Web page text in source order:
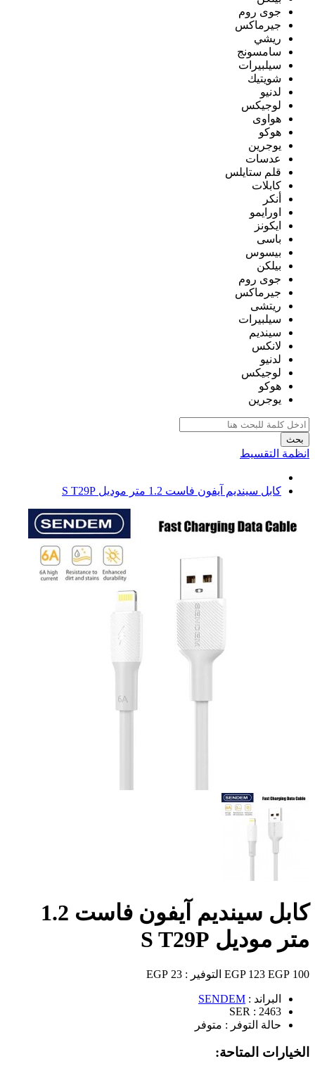
جوى روم
جيرماكس
ريشي
سامسونج
سيلبيرات
شويتيك
لدنيو
لوجيكس
هواوى
هوكو
يوجرين
عدسات
قلم ستايلس
كابلات
أنكر
اورايمو
ايكونز
باسى
بيسوس
بيلكن
جوى روم
جيرماكس
ريتشى
سيلبيرات
سينديم
لانكس
لدنيو
لوجيكس
هوكو
يوجرين
بحث
انظمة التقسيط
كابل سينديم آيفون فاست 1.2 متر موديل S T29P
كابل سينديم آيفون فاست 1.2
متر موديل S T29P
100 EGP
123 EGP التوفير : 23 EGP
البراند : SENDEM
SER : 2463
حالة التوفر : متوفر
الخيارات المتاحة: